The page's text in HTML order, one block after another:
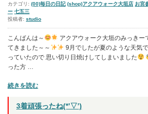
チ
の
お
い
の
カテゴリ: (00)毎日の日記 (shop)アクアウォーク大垣店 お宮
ー 七五三
投稿者: studio
こんばんは～ アクアウォーク大垣のみっきー
てきました～～
9月でしたが夏のような天気
っていたので 思い切り日焼けしてしまいました
った方 …
“お
続きを読む
3着頑張ったね(*’▽’)